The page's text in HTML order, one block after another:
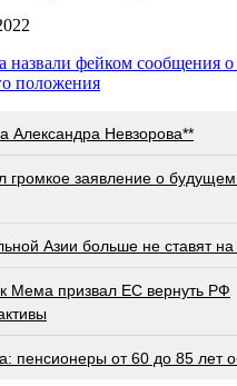
назвали фейком сообщения о
положения
Александра Невзорова**
громкое заявление о
Азии больше не ставят
Мема призвал ЕС вернуть РФ
пенсионеры от 60 до 85 лет